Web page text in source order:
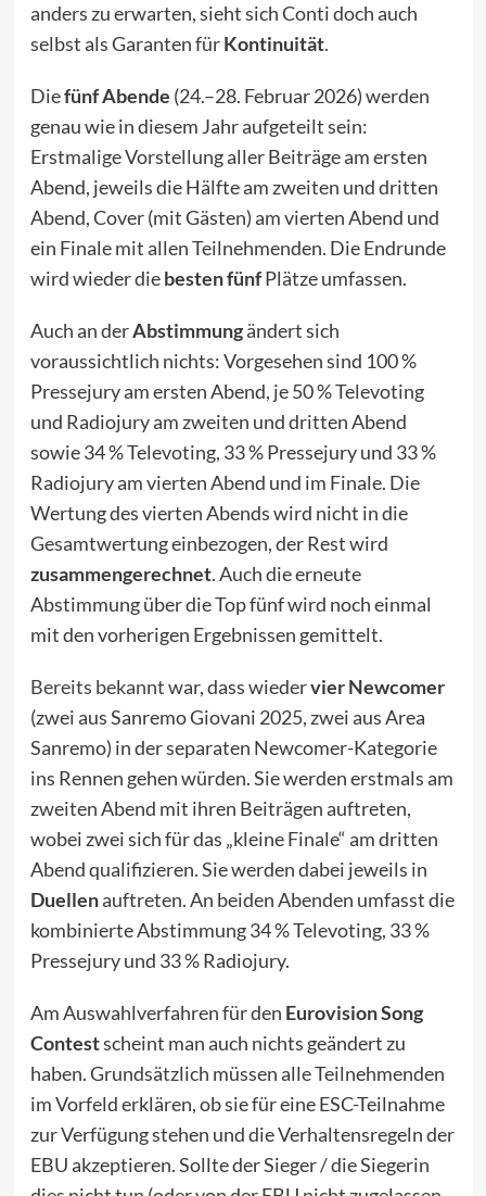
anders zu erwarten, sieht sich Conti doch auch
selbst als Garanten fürKontinuität.
Diefünf Abende (24.–28. Februar 2026) werden
genau wie in diesem Jahr aufgeteilt sein:
Erstmalige Vorstellung aller Beiträge am ersten
Abend, jeweils die Hälfte am zweiten und dritten
Abend, Cover (mit Gästen) am vierten Abend und
ein Finale mit allen Teilnehmenden. Die Endrunde
wird wieder diebesten fünfPlätze umfassen.
Auch an derAbstimmungändert sich
voraussichtlich nichts: Vorgesehen sind 100 %
Pressejury am ersten Abend, je 50 % Televoting
und Radiojury am zweiten und dritten Abend
sowie 34 % Televoting, 33 % Pressejury und 33 %
Radiojury am vierten Abend und im Finale. Die
Wertung des vierten Abends wird nicht in die
Gesamtwertung einbezogen, der Rest wird
zusammengerechnet. Auch die erneute
Abstimmung über die Top fünf wird noch einmal
mit den vorherigen Ergebnissen gemittelt.
Bereits bekanntwar, dass wiedervier Newcomer
(zwei aus Sanremo Giovani 2025, zwei ausArea
Sanremo) in der separaten Newcomer-Kategorie
ins Rennen gehen würden. Sie werden erstmals am
zweiten Abend mit ihren Beiträgen auftreten,
wobei zwei sich für das „kleine Finale“ am dritten
Abend qualifizieren. Sie werden dabei jeweils in
Duellenauftreten. An beiden Abenden umfasst die
kombinierte Abstimmung 34 % Televoting, 33 %
Pressejury und 33 % Radiojury.
Am Auswahlverfahren für den Eurovision Song
Contestscheint man auch nichts geändert zu
haben. Grundsätzlich müssen alle Teilnehmenden
im Vorfeld erklären, ob sie für eine ESC-Teilnahme
zur Verfügung stehen und die Verhaltensregeln der
EBU akzeptieren. Sollte der Sieger / die Siegerin